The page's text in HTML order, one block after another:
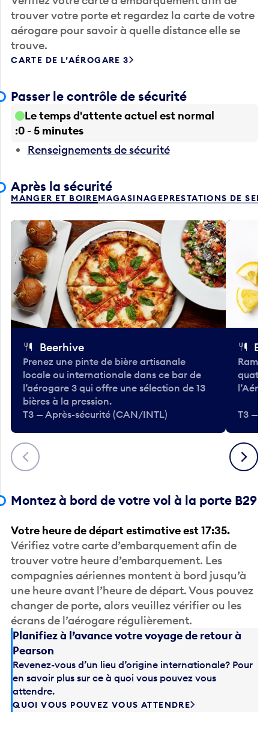
trouver votre porte et regardez la carte de votre
aérogare pour savoir à quelle distance elle se
trouve.
CARTE DE L’AÉROGARE 3
Passer le contrôle de sécurité
Le temps d'attente actuel est normal
0 - 5 minutes
Renseignements de sécurité
Après la sécurité
MANGER ET BOIREMAGASINAGEPRESTATIONS DE
Précédent
Beerhive
Prenez une pinte de bière artisanale
locale ou internationale dans ce bar de
l’aérogare 3 qui offre une sélection de 13
bières à la pression.
T3 — Après-sécurité (CAN/INTL)
T3 —
Suivant
Montez à bord de votre vol à la porte B29
Votre heure de départ estimative est 17:35.
Vérifiez votre carte d’embarquement afin de
trouver votre heure d’embarquement. Les
compagnies aériennes montent à bord jusqu’à
une heure avant l’heure de départ. Vous pouvez
changer de porte, alors veuillez vérifier ou les
écrans de l’aérogare régulièrement.
Planifiez à l’avance votre voyage de retour à
Pearson
Revenez-vous d’un lieu d’origine internationale? Pour
en savoir plus sur ce à quoi vous pouvez vous
attendre.
QUOI VOUS POUVEZ VOUS ATTENDRE